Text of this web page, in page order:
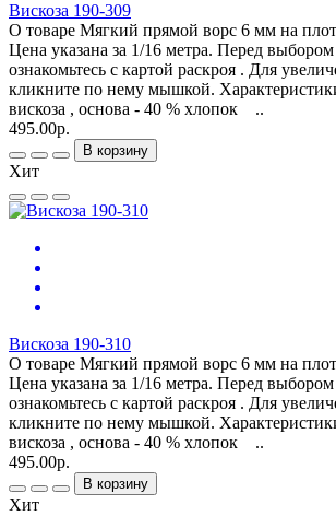
Вискоза 190-309
О товаре Мягкий прямой ворс 6 мм на
Цена указана за 1/16 метра. Перед выбором
ознакомьтесь с картой раскроя . Для
кликните по нему мышкой.
вискоза , основа - 40 % хлопок ..
495.00р.
В корзину
Хит
Вискоза 190-310
О товаре Мягкий прямой ворс 6 мм на
Цена указана за 1/16 метра. Перед выбором
ознакомьтесь с картой раскроя . Для
кликните по нему мышкой.
вискоза , основа - 40 % хлопок ..
495.00р.
В корзину
Хит